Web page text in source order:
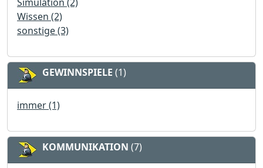
Wissen (2)
sonstige (3)
GEWINNSPIELE (1)
immer (1)
KOMMUNIKATION (7)